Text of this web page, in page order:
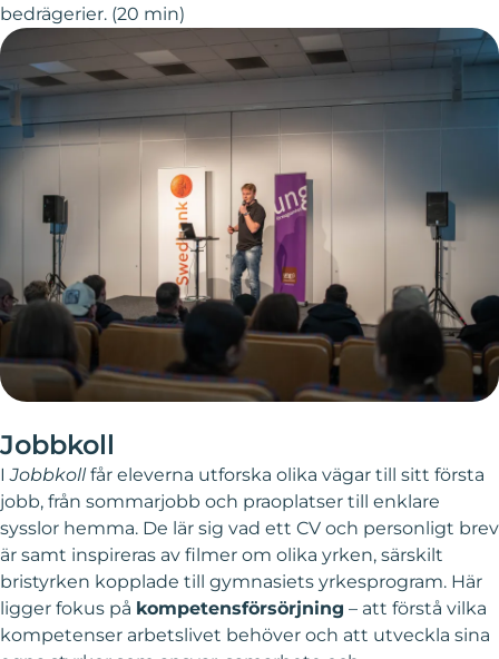
bedrägerier. (20 min)
Jobbkoll
IJobbkollfår eleverna utforska olika vägar till sitt första
jobb, från sommarjobb och praoplatser till enklare
sysslor hemma. De lär sig vad ett CV och personligt brev
är samt inspireras av filmer om olika yrken, särskilt
bristyrken kopplade till gymnasiets yrkesprogram. Här
ligger fokus på kompetensförsörjning – att förstå vilka
kompetenser arbetslivet behöver och att utveckla sina